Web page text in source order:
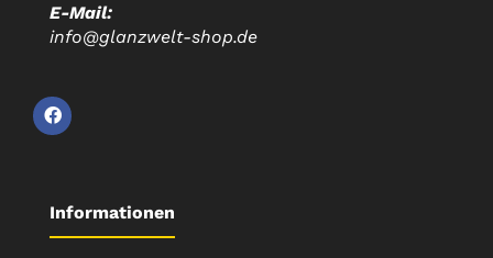
E-Mail:
info@glanzwelt-shop.de
Informationen